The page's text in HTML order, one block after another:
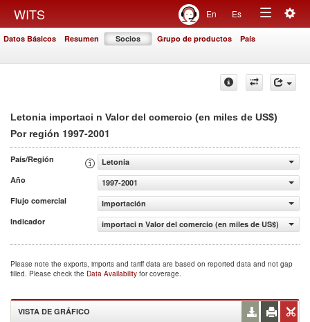
WITS En Es
Toggle
Datos Básicos Resumen Socios Grupo de productos País
Letonia importaci n Valor del comercio (en miles de US$)
Por región 1997-2001
País/Región
Letonia
Año
1997-2001
Flujo comercial
Importación
Indicador
importaci n Valor del comercio (en miles de US$)
Please note the exports, imports and tariff data are based on reported data and not gap
filled. Please check the Data Availability for coverage.
VISTA DE GRÁFICO